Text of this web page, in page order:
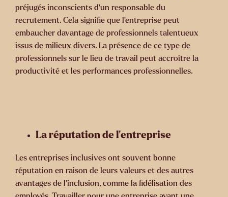
préjugés inconscients d’un responsable du
recrutement. Cela signifie que l’entreprise peut
embaucher davantage de professionnels talentueux
issus de milieux divers. La présence de ce type de
professionnels sur le lieu de travail peut accroître la
productivité et les performances professionnelles.
La réputation de l’entreprise
Les entreprises inclusives ont souvent bonne
réputation en raison de leurs valeurs et des autres
avantages de l’inclusion, comme la fidélisation des